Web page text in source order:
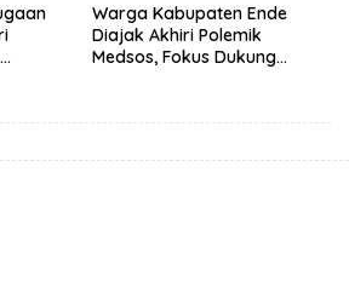
Warga Kabupaten Ende
Diajak Akhiri Polemik
Medsos, Fokus Dukung